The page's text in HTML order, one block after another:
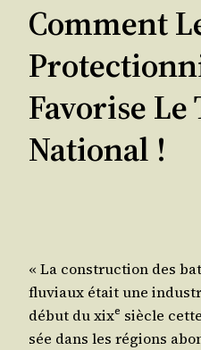
Comment
Favorise Le
National !
« La construc­tion des
flu­viaux était une
début duxixe siècle
sée dans les régions